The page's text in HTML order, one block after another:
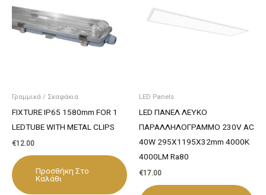
Γραμμικά / Σκαφάκια
FIXTURE IP65 1580mm FOR 1
LEDTUBE WITH METAL CLIPS
€12.00
Προσθήκη Στο
Καλάθι
LED Panels
LED ΠΑΝΕΛ ΛΕΥΚΟ
ΠΑΡΑΛΛΗΛΟΓΡΑΜΜΟ 230V AC
40W 295X1195X32mm 4000K
4000LM Ra80
€17.00